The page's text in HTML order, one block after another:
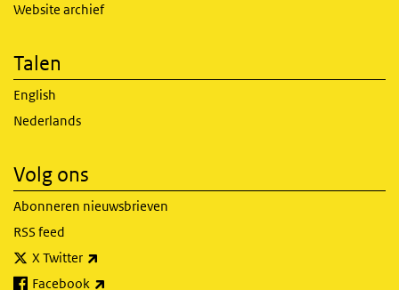
Website archief
Talen
English
Nederlands
Volg ons
Abonneren nieuwsbrieven
RSS feed
X Twitter
Facebook